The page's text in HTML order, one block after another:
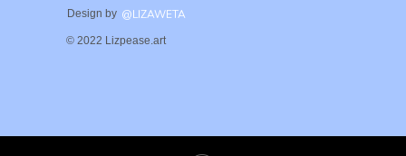
© 2022 Lizpease.art
Design by @LIZAWETA